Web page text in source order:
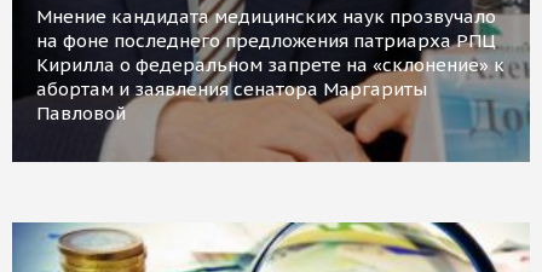
Мнение кандидата медицинских наук прозвучало
на фоне последнего предложения патриарха РПЦ
Кирилла о федеральном запрете на «склонение» к
абортам и заявления сенатора Маргариты
Павловой